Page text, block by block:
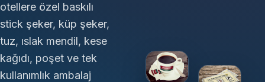
otellere özel baskılı
stick şeker, küp şeker,
tuz, ıslak mendil, kese
kağıdı, poşet ve tek
kullanımlık ambalaj